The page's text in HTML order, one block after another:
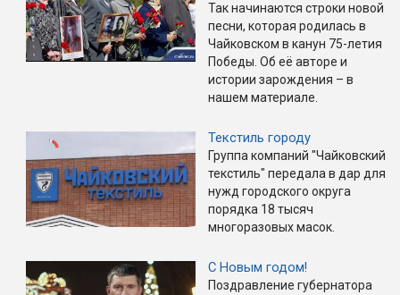
Так начинаются строки новой
песни, которая родилась в
Чайковском в канун 75-летия
Победы. Об её авторе и
истории зарождения – в
нашем материале.
Текстиль городу
Группа компаний "Чайковский
текстиль" передала в дар для
нужд городского округа
порядка 18 тысяч
многоразовых масок.
С Новым годом!
Поздравление губернатора